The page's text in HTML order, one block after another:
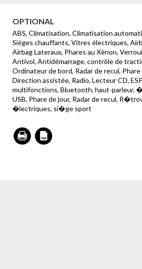
OPTIONAL
ABS, Climatisation, Climatisation
Siéges chauffants, Vitres électriques,
Airbag Lateraux, Phares au Xènon,
Antivol, Antidémarrage, contrôle de
Ordinateur de bord, Radar de recul,
Direction assistée, Radio, Lecteur CD,
multifonctions, Bluetooth, haut-parleur,
USB, Phare de jour, Radar de recul,
�lectriques, si�ge sport